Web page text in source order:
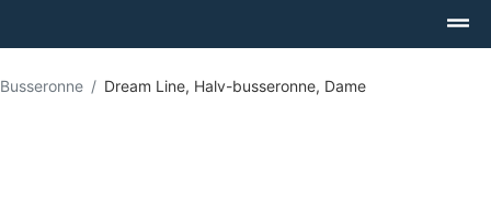
Busseronne Dream Line, Halv-busseronne, Dame